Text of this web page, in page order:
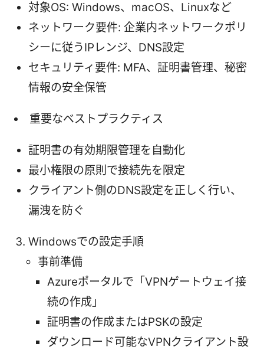
対象OS: Windows、macOS、Linuxなど
ネットワーク要件: 企業内ネットワークポリ
シーに従うIPレンジ、DNS設定
セキュリティ要件: MFA、証明書管理、秘密
情報の安全保管
重要なベストプラクティス
証明書の有効期限管理を自動化
最小権限の原則で接続先を限定
クライアント側のDNS設定を正しく行い、
漏洩を防ぐ
Windowsでの設定手順
事前準備
Azureポータルで「VPNゲートウェイ接
続の作成」
証明書の作成またはPSKの設定
ダウンロード可能なVPNクライアント設